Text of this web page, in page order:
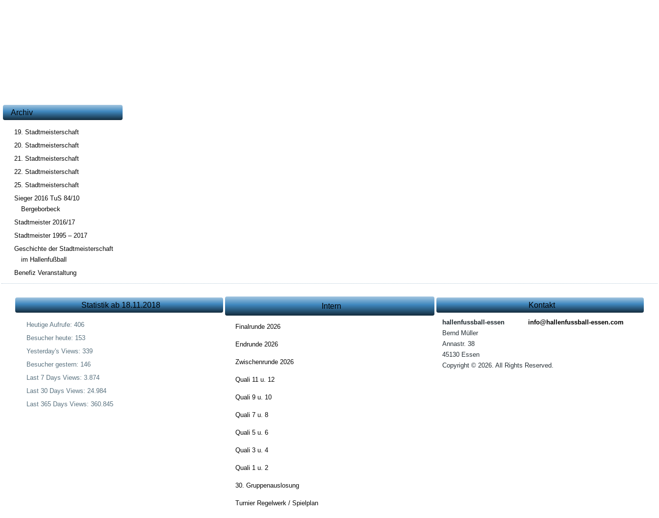
Archiv
19. Stadtmeisterschaft
20. Stadtmeisterschaft
21. Stadtmeisterschaft
22. Stadtmeisterschaft
25. Stadtmeisterschaft
Sieger 2016 TuS 84/10
Bergeborbeck
Stadtmeister 2016/17
Stadtmeister 1995 – 2017
Geschichte der Stadtmeisterschaft
im Hallenfußball
Benefiz Veranstaltung
Statistik ab 18.11.2018
Heutige Aufrufe: 406
Besucher heute: 153
Yesterday's Views: 339
Besucher gestern: 146
Last 7 Days Views: 3.874
Last 30 Days Views: 24.984
Last 365 Days Views: 360.845
Intern
Finalrunde 2026
Endrunde 2026
Zwischenrunde 2026
Quali 11 u. 12
Quali 9 u. 10
Quali 7 u. 8
Quali 5 u. 6
Quali 3 u. 4
Quali 1 u. 2
30. Gruppenauslosung
Turnier Regelwerk / Spielplan
Kontakt
hallenfussball-essen info@hallenfussball-essen.com
Bernd Müller
Annastr. 38
45130 Essen
Copyright © 2026. All Rights Reserved.